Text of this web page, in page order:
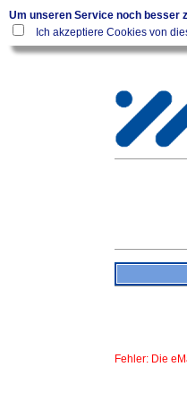
Um unseren Service noch besser
Ich akzeptiere Cookies von
Fehler: Die